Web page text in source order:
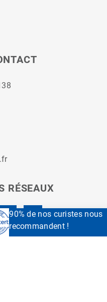
CURE
RÉSEAUX
90% de nos curistes nous
recommandent !